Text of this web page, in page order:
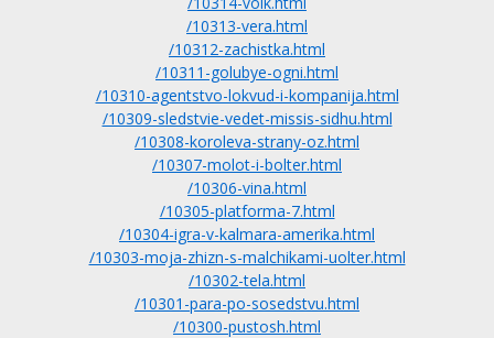
/10313-vera.html
/10312-zachistka.html
/10311-golubye-ogni.html
/10310-agentstvo-lokvud-i-kompanija.html
/10309-sledstvie-vedet-missis-sidhu.html
/10308-koroleva-strany-oz.html
/10307-molot-i-bolter.html
/10306-vina.html
/10305-platforma-7.html
/10304-igra-v-kalmara-amerika.html
/10303-moja-zhizn-s-malchikami-uolter.html
/10302-tela.html
/10301-para-po-sosedstvu.html
/10300-pustosh.html